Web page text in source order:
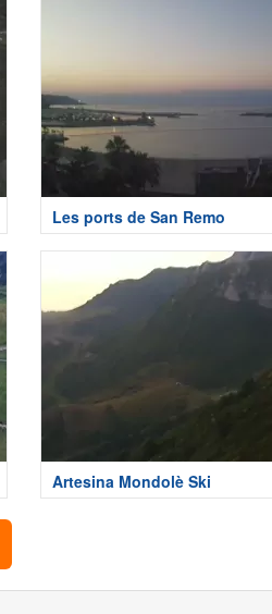
Les ports de San Remo
Artesina Mondolè Ski